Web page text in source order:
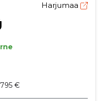
Harjumaa
€